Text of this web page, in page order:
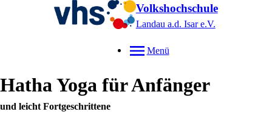
Volkshochschule
Landau a.d. Isare.V.
Menü
Hatha Yoga für Anfänger
und leicht Fortgeschrittene